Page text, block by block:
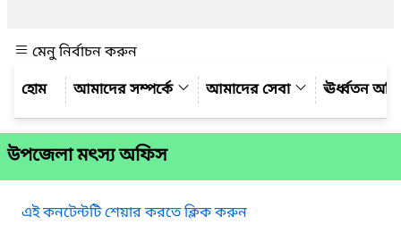
মেনু নির্বাচন করুন
আমাদের সম্পর্কে
আমাদের সেবা ঊর্ধ্বতন
উপজেলা মৎস্য অফিস
এই কনটেন্টটি শেয়ার করতে ক্লিক করুন